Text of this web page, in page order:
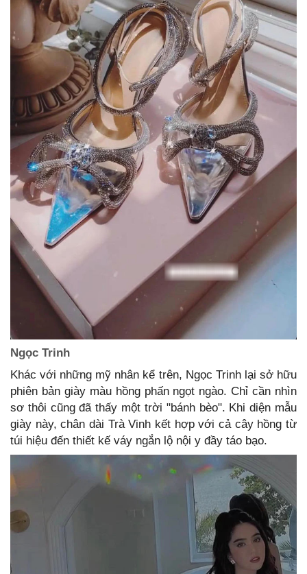
Ngọc Trinh
Khác với những mỹ nhân kể trên, Ngọc Trinh lại sở hữu
phiên bản giày màu hồng phấn ngọt ngào. Chỉ cần nhìn
sơ thôi cũng đã thấy một trời "bánh bèo". Khi diện mẫu
giày này, chân dài Trà Vinh kết hợp với cả cây hồng từ
túi hiệu đến thiết kế váy ngắn lộ nội y đầy táo bạo.